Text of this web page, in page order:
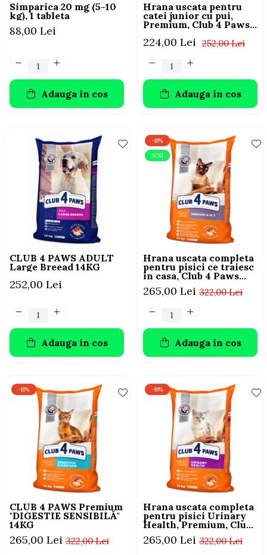
Simparica 20 mg (5-10
kg), 1 tableta
88,00 Lei
Adauga in cos
Hrana uscata pentru
catei junior cu pui,
Premium, Club 4 Paws,
252,00 Lei
224,00 Lei
Adauga in cos
CLUB 4 PAWS ADULT
Large Breead 14KG
252,00 Lei
Adauga in cos
-18%
NOU
Hrana uscata completa
pentru pisici ce traiesc
in casa, Club 4 Paws
Premium Indoor, 14kg
322,00 Lei
265,00 Lei
Adauga in cos
-18%
CLUB 4 PAWS Premium
"DIGESTIE SENSIBILĂ"
14KG
322,00 Lei
265,00 Lei
-18%
Hrana uscata completa
pentru pisici Urinary
Health, Premium, Club
4 Paws, 14 kg
322,00 Lei
265,00 Lei